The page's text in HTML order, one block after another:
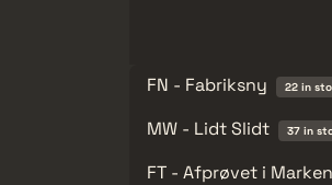
FN - Fabriksny 22 in
MW - Lidt Slidt
37 in
FT - Afprøvet i Marken